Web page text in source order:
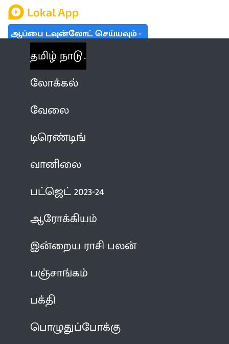
ஆப்பை டவுன்லோட் செய்யவும்
தமிழ் நாடு
லோக்கல்
வேலை
டிரெண்டிங்
வானிலை
பட்ஜெட் 2023-24
ஆரோக்கியம்
இன்றைய ராசி பலன்
பஞ்சாங்கம்
பக்தி
பொழுதுப்போக்கு